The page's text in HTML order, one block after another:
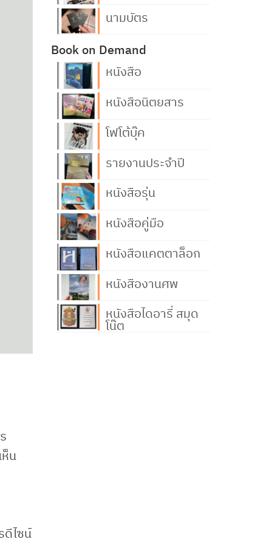
น
ดีไซน์
นามบัตร
Book on Demand
หนังสือ
หนังสือนิตยสาร
โฟโต้บุ๊ค
รายงานประจำปี
หนังสือรุ่น
หนังสือคู่มือ
หนังสือแคตตาล็อก
หนังสืองานศพ
หนังสือไดอารี่ สมุด
โน๊ต